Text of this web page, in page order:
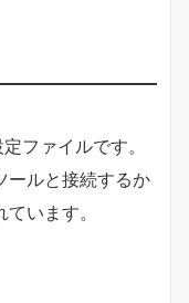
ファイルです。
ールと接続するか
います。